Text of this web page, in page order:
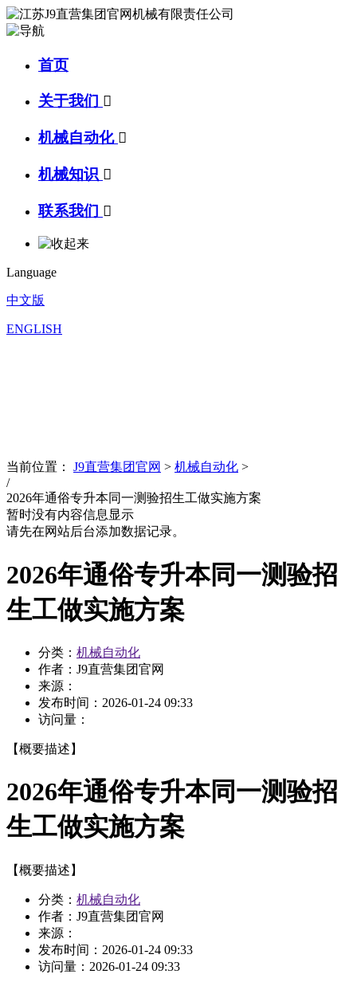
首页
关于我们 
机械自动化 
机械知识 
联系我们 
Language
中文版
ENGLISH
当前位置： J9直营集团官网 > 机械自动化 >
/
2026年通俗专升本同一测验招生工做实施方案
暂时没有内容信息显示
请先在网站后台添加数据记录。
2026年通俗专升本同一测验招
生工做实施方案
分类： 机械自动化
作者：J9直营集团官网
来源：
发布时间： 2026-01-24 09:33
访问量：
【概要描述】
2026年通俗专升本同一测验招
生工做实施方案
【概要描述】
分类： 机械自动化
作者：J9直营集团官网
来源：
发布时间： 2026-01-24 09:33
访问量： 2026-01-24 09:33